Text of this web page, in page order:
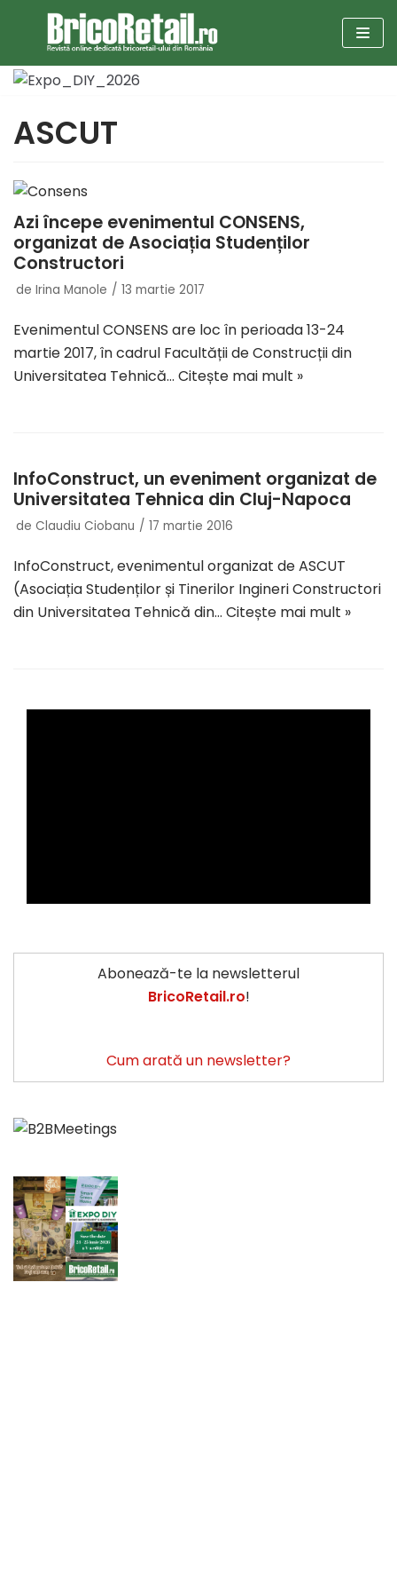
la
conținut
ASCUT
Azi începe evenimentul CONSENS,
organizat de Asociația Studenților
Constructori
de Irina Manole 13 martie 2017
Evenimentul CONSENS are loc în perioada 13-24
martie 2017, în cadrul Facultății de Construcții din
Universitatea Tehnică… Citește mai mult »
InfoConstruct, un eveniment organizat de
Universitatea Tehnica din Cluj-Napoca
de Claudiu Ciobanu 17 martie 2016
InfoConstruct, evenimentul organizat de ASCUT
(Asociația Studenților și Tinerilor Ingineri Constructori
din Universitatea Tehnică din… Citește mai mult »
Abonează-te la newsletterul
BricoRetail.ro!
Cum arată un newsletter?